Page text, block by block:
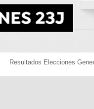
Resultados Elecciones